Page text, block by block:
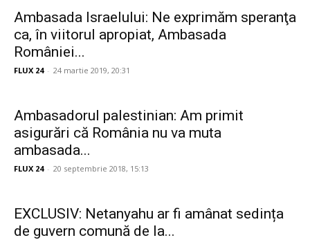
Ambasada Israelului: Ne exprimăm speranţa
ca, în viitorul apropiat, Ambasada
României...
FLUX 24 - 24 martie 2019, 20:31
Ambasadorul palestinian: Am primit
asigurări că România nu va muta
ambasada...
FLUX 24 - 20 septembrie 2018, 15:13
EXCLUSIV: Netanyahu ar fi amânat sedința
de guvern comună de la...